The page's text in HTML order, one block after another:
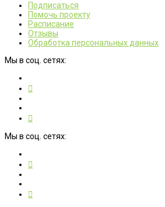
Подписаться
Помочь проекту
Расписание
Отзывы
Обработка персональных данных
Мы в соц. сетях:
Мы в соц. сетях: